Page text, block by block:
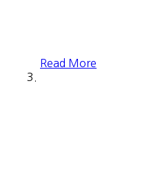
Read More